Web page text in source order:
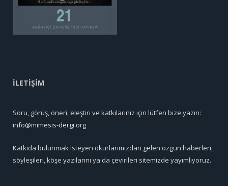
İLETİŞİM
Soru, görüş, öneri, eleştiri ve katkılarınız için lütfen bize yazın:
info@mimesis-dergi.org
Katkıda bulunmak isteyen okurlarımızdan gelen özgün haberleri,
söyleşileri, köşe yazılarını ya da çevirileri sitemizde yayımlıyoruz.